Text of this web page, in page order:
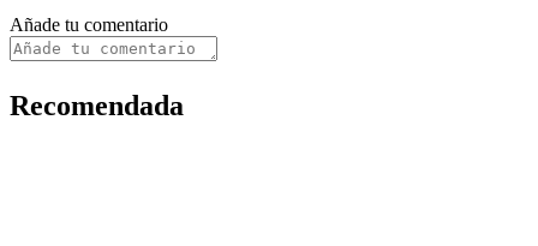
Añade tu comentario
Recomendada